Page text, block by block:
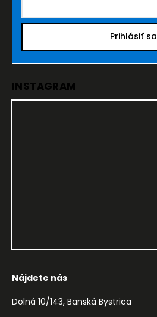
Prihlásiť sa
INSTAGRAM
Nájdete nás
Dolná 10/143, Banská Bystrica